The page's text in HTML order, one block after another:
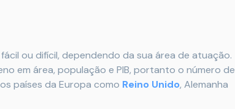
ou difícil, dependendo da sua área de atuação.
em área, população e PIB, portanto o número de
países da Europa como Reino Unido, Alemanha